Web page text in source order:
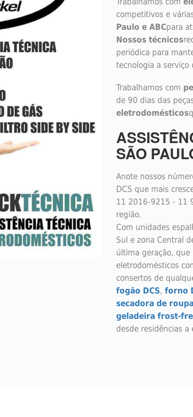
competitivos e
Paulo e ABCpara
Nossos técnicos
periódica para
tecnologia a
Trabalhamos com
de 90 dias das
eletrodomésticos
SÃO
Anote nossos
DCS que mais
11 2016-9215 - 11
região.
Com unidades
Sul e zona Central
última geração, que
eletrodomésticos
consertos de
fogão DCS, forno
secadora de
geladeira frost-
desde residências